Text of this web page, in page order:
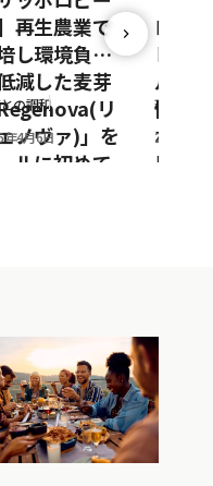
再生農業で
し環境負荷
減した麦芽
リ
ノヴァ)」を
ルに初めて
の調和
年4月6日
ロフ
レッ
ルto
働に
ボト
用を
環境との
2026年3